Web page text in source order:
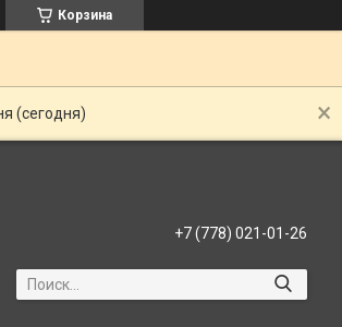
Корзина
(сегодня)
+7 (778) 021-01-26